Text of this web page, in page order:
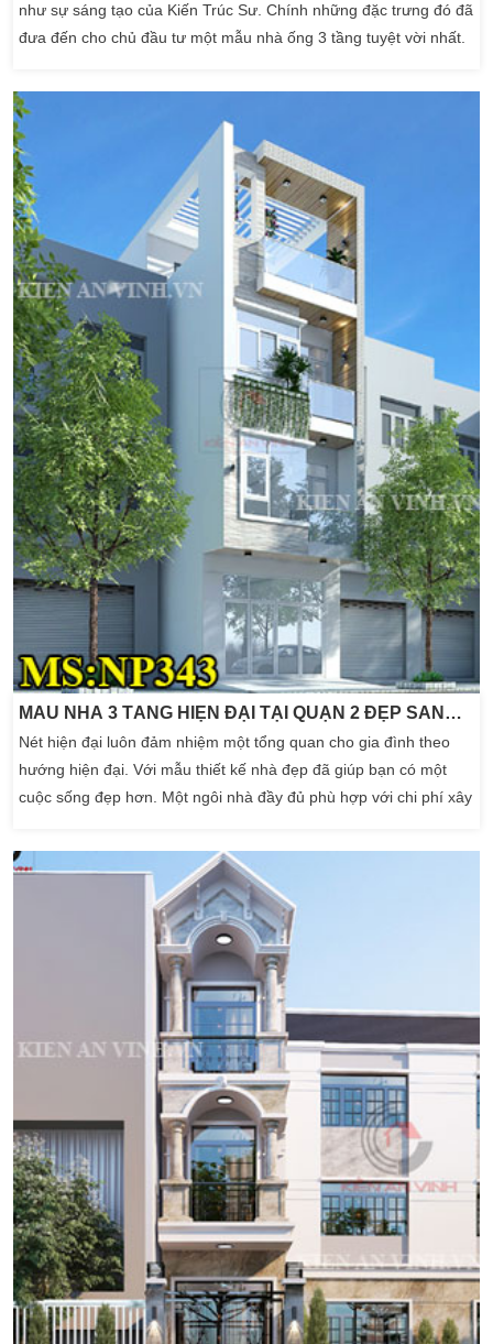
như sự sáng tạo của Kiến Trúc Sư. Chính những đặc trưng đó đã
đưa đến cho chủ đầu tư một mẫu nhà ống 3 tầng tuyệt vời nhất.
sẽ giúp bạn và gia đình có một không gian hoàn toàn hợp lý
nhất. […]
MẪU NHÀ 3 TẦNG HIỆN ĐẠI TẠI QUẬN 2 ĐẸP SANG TRỌNG
Nét hiện đại luôn đảm nhiệm một tổng quan cho gia đình theo
hướng hiện đại. Với mẫu thiết kế nhà đẹp đã giúp bạn có một
cuộc sống đẹp hơn. Một ngôi nhà đầy đủ phù hợp với chi phí xây
sang trọng hơn. Để xây dựng một mẫu nhà 3 tầng đẹp đòi hỏi
quỹ đất xây dựng phải […]